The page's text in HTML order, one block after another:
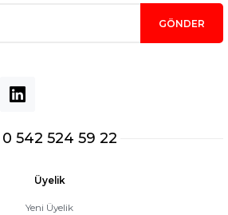
GÖNDER
0 542 524 59 22
Üyelik
Yeni Üyelik